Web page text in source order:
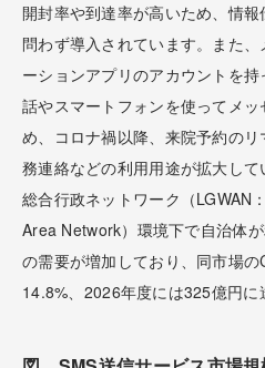
開封率や到達率が高いため、情
問わず導入されています。また
ーションアプリのアカウントを
話やスマートフォンを使ってメ
め、コロナ禍以降、来院予約の
務連絡などの利用用途が拡大して
総合行政ネットワーク（LGWAN
Area Network）環境下で自治体
の需要が増加しており、同市場
14.8%、2026年度には325億円に